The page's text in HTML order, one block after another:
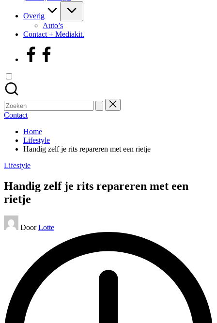
Overig
Auto’s
Contact + Mediakit.
facebook
Zoek
naar:
Contact
Home
Lifestyle
Handig zelf je rits repareren met een rietje
Geplaatst
Lifestyle
Handig zelf je rits repareren met een
rietje
Geplaatst
door DoorLotte